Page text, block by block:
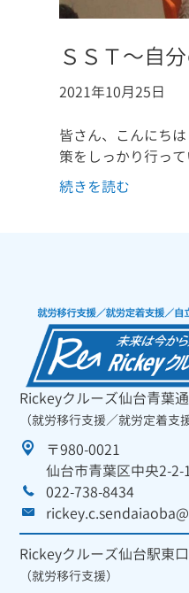
ＳＳＴ～自
2021年10月25日
皆さん、こんにち
策をしっかり行っ
続きを読む
Rickeyクルーズ仙台青葉通
（就労移行支援／就労定着支援
〒980-0021
仙台市青葉区中央2-
022-738-8434
Rickeyクルーズ仙台駅東口
（就労移行支援）